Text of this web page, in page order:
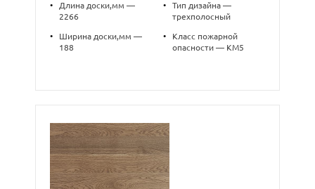
•
Длина доски,мм —
2266
•
Ширина доски,мм —
188
•
Тип дизайна —
трехполосный
•
Класс пожарной
опасности — КМ5